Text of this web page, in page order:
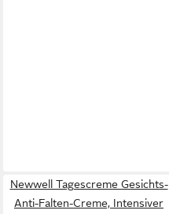
Newwell Tagescreme Gesichts-
Anti-Falten-Creme, Intensiver